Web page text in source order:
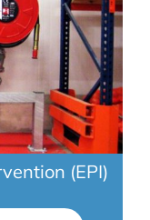
(EPI)